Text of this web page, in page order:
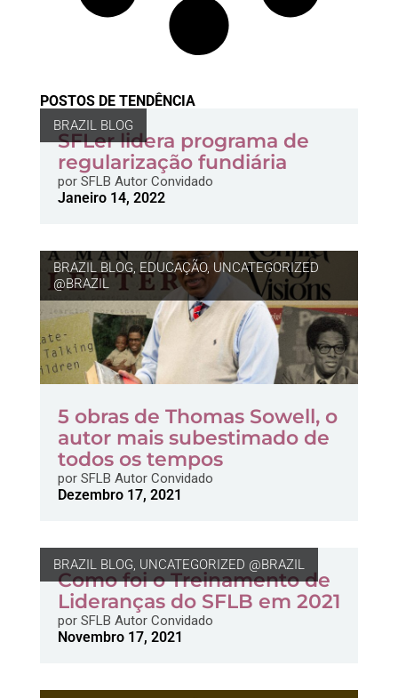
POSTOS DE TENDÊNCIA
BRAZIL BLOG
SFLer lidera programa de
regularização fundiária
porSFLB Autor Convidado
Janeiro 14, 2022
BRAZIL BLOG, EDUCAÇÃO, UNCATEGORIZED
@BRAZIL
5 obras de Thomas Sowell, o
autor mais subestimado de
todos os tempos
porSFLB Autor Convidado
Dezembro 17, 2021
BRAZIL BLOG, UNCATEGORIZED @BRAZIL
Como foi o Treinamento de
Lideranças do SFLB em 2021
porSFLB Autor Convidado
Novembro 17, 2021